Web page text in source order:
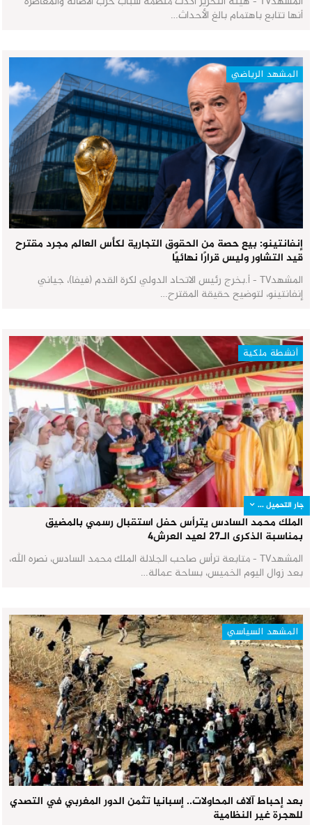
أنها تتابع باهتمام بالغ الأحداث…
المشهد الرياضي
إنفانتينو: بيع حصة من الحقوق التجارية لكأس العالم مجرد مقترح
قيد التشاور وليس قرارًا نهائيًا
المشهدTV - أ.بخرج رئيس الاتحاد الدولي لكرة القدم (فيفا)، جياني
إنفانتينو، لتوضيح حقيقة المقترح…
أنشطة ملكية
الملك محمد السادس يترأس حفل استقبال رسمي بالمضيق
بمناسبة الذكرى الـ27 لعيد العرش٤
المشهدTV - متابعة ترأس صاحب الجلالة الملك محمد السادس، نصره الله،
بعد زوال اليوم الخميس، بساحة عمالة…
المشهد السياسي
بعد إحباط آلاف المحاولات.. إسبانيا تثمن الدور المغربي في التصدي
للهجرة غير النظامية
جار التحميل ...